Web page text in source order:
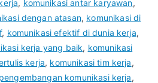
, komunikasi antar karyawan,
dengan atasan, komunikasi di
, komunikasi efektif di dunia kerja,
kerja yang baik, komunikasi
kerja, komunikasi tim kerja,
pengembangan komunikasi kerja,